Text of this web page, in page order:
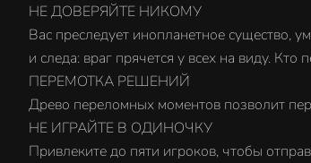
НЕ ДОВЕРЯЙТЕ НИКОМУ
Вас преследует инопланетное существо,
и следа: враг прячется у всех на виду.
ПЕРЕМОТКА РЕШЕНИЙ
Древо переломных моментов позволит
НЕ ИГРАЙТЕ В ОДИНОЧКУ
Привлеките до пяти игроков, чтобы